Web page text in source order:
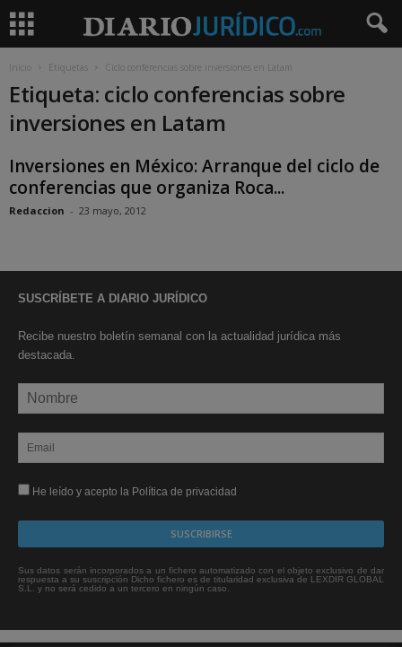
Inicio Etiquetas Ciclo conferencias sobre inversiones en Latam
Etiqueta: ciclo conferencias sobre
inversiones en Latam
Inversiones en México: Arranque del ciclo de
conferencias que organiza Roca...
Redaccion - 23 mayo, 2012
SUSCRÍBETE A DIARIO JURÍDICO
Recibe nuestro boletín semanal con la actualidad jurídica más
destacada.
He leído y acepto la Política de privacidad
Sus datos serán incorporados a un fichero automatizado con el objeto exclusivo de dar
respuesta a su suscripción Dicho fichero es de titularidad exclusiva de LEXDIR GLOBAL
S.L. y no será cedido a un tercero en ningún caso.